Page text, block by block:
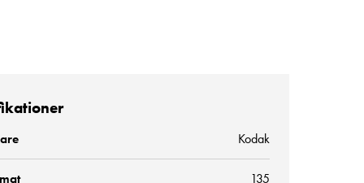
Kodak
135